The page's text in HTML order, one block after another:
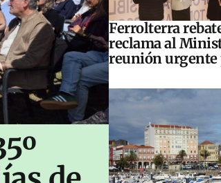
Ferrolterra
reclama al
reunión urgente